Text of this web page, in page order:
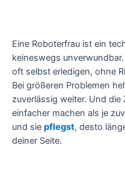
Eine Roboterfrau ist ein
keineswegs
oft selbst erledigen, ohne
Bei größeren Problemen
zuverlässig weiter. Und die
einfacher machen als je
und sie pflegst, desto
deiner Seite.